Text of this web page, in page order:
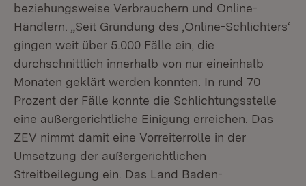
beziehungsweise Verbrauchern und Online-
Händlern. „Seit Gründung des ‚Online-Schlichters‘
gingen weit über 5.000 Fälle ein, die
durchschnittlich innerhalb von nur eineinhalb
Monaten geklärt werden konnten. In rund 70
Prozent der Fälle konnte die Schlichtungsstelle
eine außergerichtliche Einigung erreichen. Das
ZEV nimmt damit eine Vorreiterrolle in der
Umsetzung der außergerichtlichen
Streitbeilegung ein. Das Land Baden-